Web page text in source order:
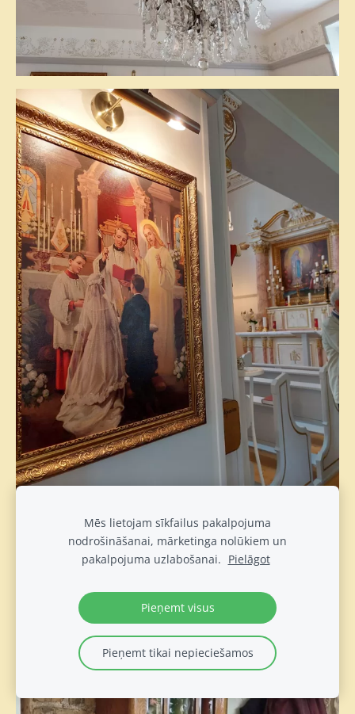
Mēs lietojam sīkfailus pakalpojuma
nodrošināšanai, mārketinga nolūkiem un
pakalpojuma uzlabošanai. Pielāgot
Pieņemt visus
Pieņemt tikai nepieciešamos